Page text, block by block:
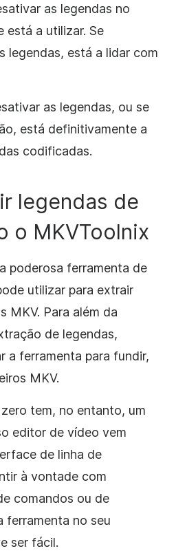
as legendas no
está a utilizar. Se
legendas, está a lidar com
as legendas, ou se
está definitivamente a
codificadas.
legendas de
o MKVToolnix
poderosa ferramenta de
utilizar para extrair
MKV. Para além da
de legendas,
a ferramenta para fundir,
MKV.
tem, no entanto, um
editor de vídeo vem
de linha de
à vontade com
comandos ou de
ferramenta no seu
ser fácil.